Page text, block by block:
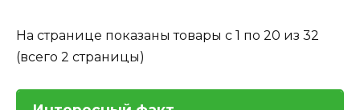
На странице показаны товары с 1 по 20 из 32
(всего 2 страницы)